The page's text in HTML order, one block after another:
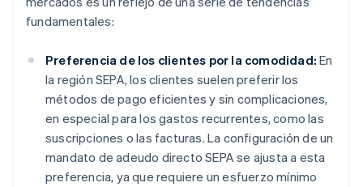
fundamentales:
Preferencia de los clientes por la comodidad: En
la región SEPA, los clientes suelen preferir los
métodos de pago eficientes y sin complicaciones,
en especial para los gastos recurrentes, como las
suscripciones o las facturas. La configuración de un
mandato de adeudo directo SEPA se ajusta a esta
preferencia, ya que requiere un esfuerzo mínimo